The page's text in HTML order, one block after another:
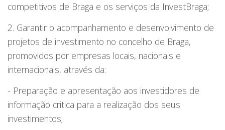
competitivos de Braga e os serviços da InvestBraga;
2. Garantir o acompanhamento e desenvolvimento de
projetos de investimento no concelho de Braga,
promovidos por empresas locais, nacionais e
internacionais, através da:
- Preparação e apresentação aos investidores de
informação critica para a realização dos seus
investimentos;